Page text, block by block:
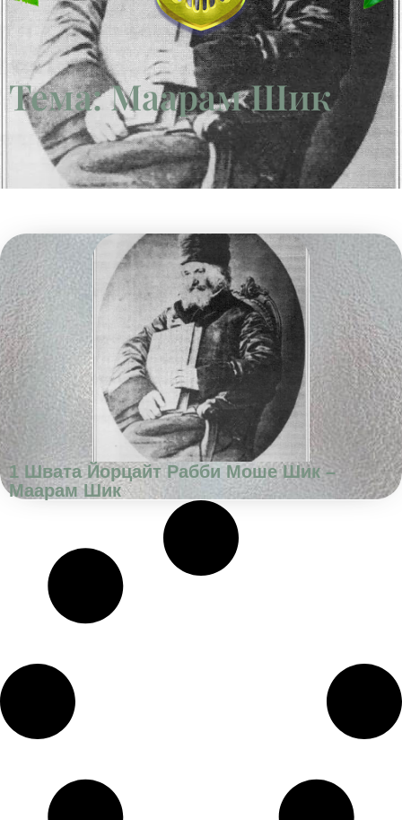
Тема: Маарам Шик
1 Швата Йорцайт Рабби Моше Шик –
Маарам Шик